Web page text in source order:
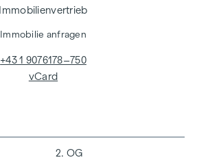
2. OG
Immobilienvertrieb
Immobilie anfragen
+43 1 9076178–750
vCard